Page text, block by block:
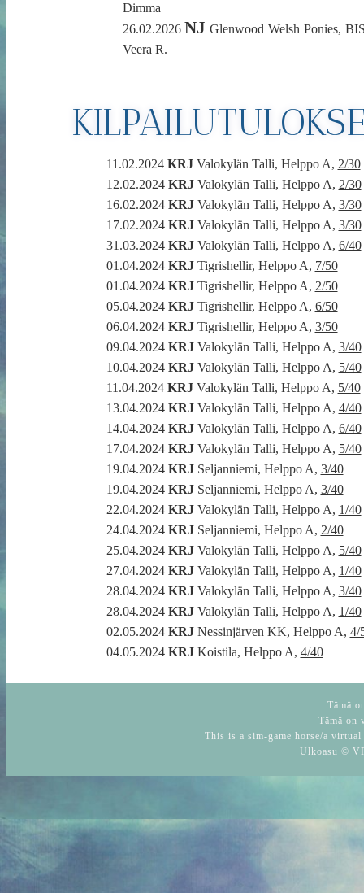
Dimma
26.02.2026 NJ Glenwood Welsh Ponies,
Veera R.
11.02.2024 KRJValokylän Talli, Helppo A, 2/30
12.02.2024 KRJValokylän Talli, Helppo A, 2/30
16.02.2024 KRJValokylän Talli, Helppo A, 3/30
17.02.2024 KRJValokylän Talli, Helppo A, 3/30
31.03.2024 KRJValokylän Talli, Helppo A, 6/40
01.04.2024 KRJTigrishellir, Helppo A, 7/50
01.04.2024 KRJTigrishellir, Helppo A, 2/50
05.04.2024 KRJTigrishellir, Helppo A, 6/50
06.04.2024 KRJTigrishellir, Helppo A, 3/50
09.04.2024 KRJValokylän Talli, Helppo A, 3/40
10.04.2024 KRJValokylän Talli, Helppo A, 5/40
11.04.2024 KRJValokylän Talli, Helppo A, 5/40
13.04.2024 KRJValokylän Talli, Helppo A, 4/40
14.04.2024 KRJValokylän Talli, Helppo A, 6/40
17.04.2024 KRJValokylän Talli, Helppo A, 5/40
19.04.2024 KRJSeljanniemi, Helppo A, 3/40
19.04.2024 KRJSeljanniemi, Helppo A, 3/40
22.04.2024 KRJValokylän Talli, Helppo A, 1/40
24.04.2024 KRJSeljanniemi, Helppo A, 2/40
25.04.2024 KRJValokylän Talli, Helppo A, 5/40
27.04.2024 KRJValokylän Talli, Helppo A, 1/40
28.04.2024 KRJValokylän Talli, Helppo A, 3/40
28.04.2024 KRJValokylän Talli, Helppo A, 1/40
02.05.2024 KRJNessinjärven KK, Helppo A, 4/
04.05.2024 KRJKoistila, Helppo A, 4/40
Tämä
Tämä on
This is a sim-game horse/a
Ulkoasu ©